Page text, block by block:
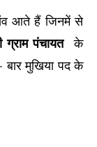
आते हैं जिनमें से
ग्राम पंचायत के
मुखिया पद के